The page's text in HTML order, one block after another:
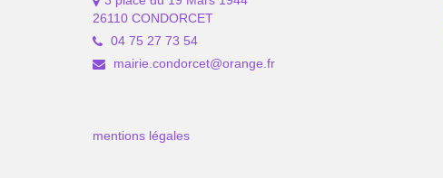
26110 CONDORCET
04 75 27 73 54
mairie.condorcet@orange.fr
mentions légales